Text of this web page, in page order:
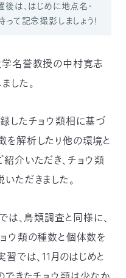
は、はじめに地点名・
て記念撮影しましょう！
学名誉教授の中村寛志
した。
したチョウ類相に基づ
解析したり他の環境と
介いただき、チョウ類
ただきました。
、鳥類調査と同様に、
ウ類の種数と個体数を
では、11月のはじめと